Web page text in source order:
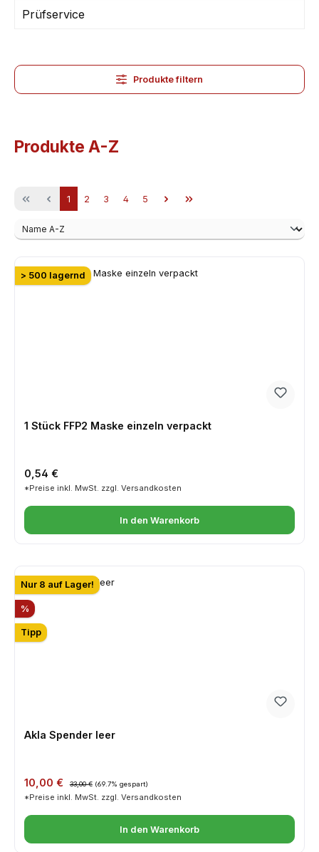
Prüfservice
Produkte filtern
Produkte A-Z
Seite
1 Seite
2 Seite
3 Seite
4 Seite
5
> 500 lagernd
1 Stück FFP2 Maske einzeln verpackt
Regulärer Preis:
0,54 €
*Preise inkl. MwSt. zzgl. Versandkosten
In den Warenkorb
Nur 8 auf Lager!
% Rabatt
Tipp
Akla Spender leer
Verkaufspreis:
10,00 € 33,00 € (69.7% gespart)
*Preise inkl. MwSt. zzgl. Versandkosten
In den Warenkorb